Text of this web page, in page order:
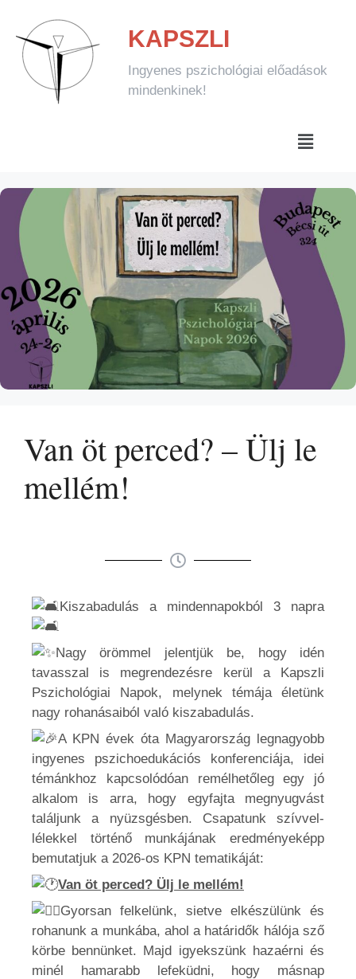
KAPSZLI
Ingyenes pszichológiai előadások
mindenkinek!
Van öt perced? – Ülj le
mellém!
Kiszabadulás a mindennapokból 3 napra
Nagy örömmel jelentjük be, hogy idén
tavasszal is megrendezésre kerül a Kapszli
Pszichológiai Napok, melynek témája életünk
nagy rohanásaiból való kiszabadulás.
A KPN évek óta Magyarország legnagyobb
ingyenes pszichoedukációs konferenciája, idei
témánkhoz kapcsolódóan remélhetőleg egy jó
alkalom is arra, hogy egyfajta megnyugvást
találjunk a nyüzsgésben. Csapatunk szívvel-
lélekkel történő munkájának eredményeképp
bemutatjuk a 2026-os KPN tematikáját:
Van öt perced? Ülj le mellém!
Gyorsan felkelünk, sietve elkészülünk és
rohanunk a munkába, ahol a határidők hálója sző
körbe bennünket. Majd igyekszünk hazaérni és
minél hamarabb lefeküdni, hogy másnap